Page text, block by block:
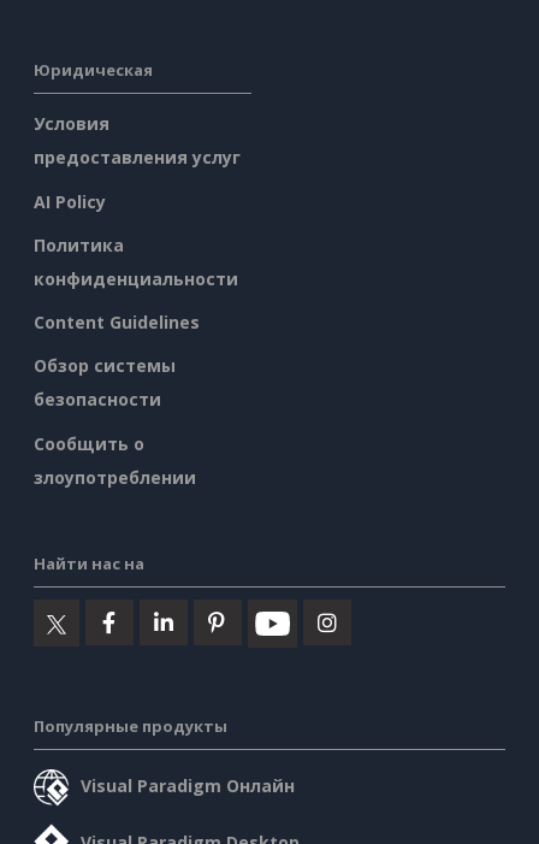
Юридическая
Условия
предоставления услуг
AI Policy
Политика
конфиденциальности
Content Guidelines
Обзор системы
безопасности
Сообщить о
злоупотреблении
Найти нас на
Популярные продукты
Visual Paradigm Онлайн